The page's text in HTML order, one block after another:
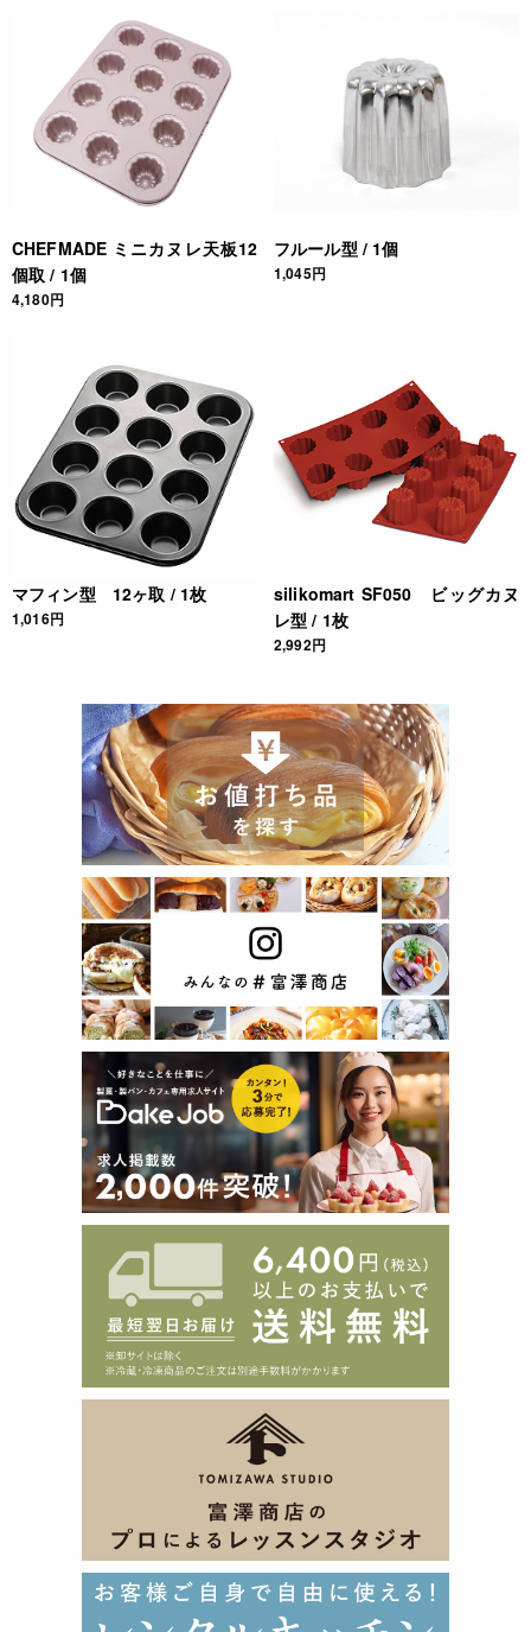
CHEFMADE ミニカヌレ天板12
個取 / 1個
4,180円
フルール型 / 1個
1,045円
マフィン型 12ヶ取 / 1枚
1,016円
silikomart SF050 ビッグカヌ
レ型 / 1枚
2,992円